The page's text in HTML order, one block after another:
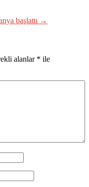
başlattı →
alanlar * ile